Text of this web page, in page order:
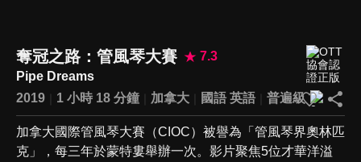
奪冠之路：管風琴大賽
7.3
Pipe Dreams
2019
1 小時 18 分鐘 加拿大 國語 英語 普遍級
加拿大國際管風琴大賽（CIOC）被譽為「管風琴界奧林匹
克」，每三年於蒙特婁舉辦一次。影片聚焦5位才華洋溢